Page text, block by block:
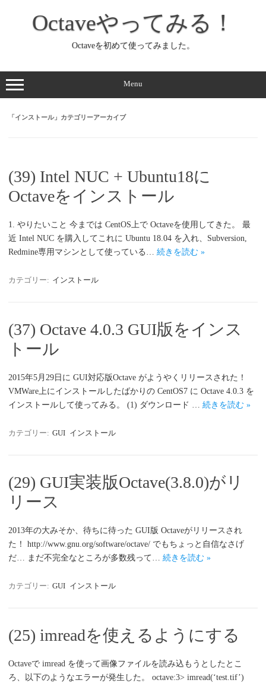
ッ
プ
Octaveやってみる！
Octaveを初めて使ってみました。
Menu
「インストール」カテゴリーアーカイブ
(39) Intel NUC + Ubuntu18に
Octaveをインストール
1. やりたいこと 今までは CentOS上で Octaveを使用してきた。 最
近 Intel NUC を購入してこれに Ubuntu 18.04 を入れ、Subversion,
Redmine専用マシンとして使っている… 続きを読む »
カテゴリー: インストール
(37) Octave 4.0.3 GUI版をインス
トール
2015年5月29日に GUI対応版Octave がようやくリリースされた！
VMWare上にインストールしたばかりの CentOS7 に Octave 4.0.3 を
インストールして使ってみる。 (1) ダウンロード … 続きを読む »
カテゴリー: GUI インストール
(29) GUI実装版Octave(3.8.0)がリ
リース
2013年の大みそか、待ちに待った GUI版 Octaveがリリースされ
た！ http://www.gnu.org/software/octave/ でもちょっと自信なさげ
だ… まだ不完全なところが多数残って… 続きを読む »
カテゴリー: GUI インストール
(25) imreadを使えるようにする
Octaveで imread を使って画像ファイルを読み込もうとしたとこ
ろ、以下のようなエラーが発生した。 octave:3> imread(‘test.tif’)